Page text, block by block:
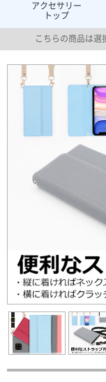
アクセサリー
トップ
こちらの商品は選